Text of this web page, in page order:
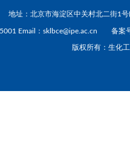
地址：北京市海淀区中关村北二街1
Email：sklbce@ipe.ac.cn 备案
版权所有：生化